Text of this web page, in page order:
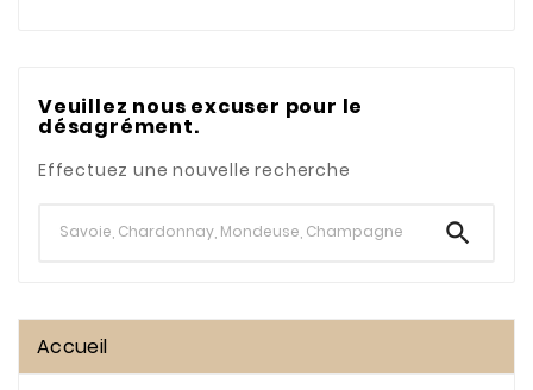
Veuillez nous excuser pour le
désagrément.
Effectuez une nouvelle recherche

Accueil